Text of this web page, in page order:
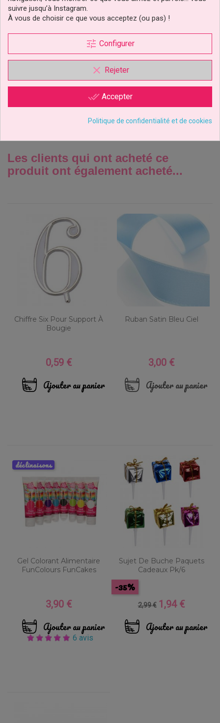
Bougie Minnie Chiffre 5
Prix
4,90 €
Ajouter au panier
Les clients qui ont acheté ce
produit ont également acheté...
Chiffre Six Pour Support À
Bougie
Prix
0,59 €
Ajouter au panier
Ruban Satin Bleu Ciel
Prix
3,00 €
Ajouter au panier
Gel Colorant Alimentaire
FunColours FunCakes
Prix
3,90 €
Ajouter au panier
6 avis
déclinaisons
Sujet De Buche Paquets
Cadeaux Pk/6
Prix
base
2,99 €
-35%
Prix
1,94 €
Ajouter au panier
suivre jusqu’à Instagram.
À vous de choisir ce que vous acceptez (ou pas) !
tune Configurer
clear Rejeter
done_all Accepter
Politique de confidentialité et de cookies